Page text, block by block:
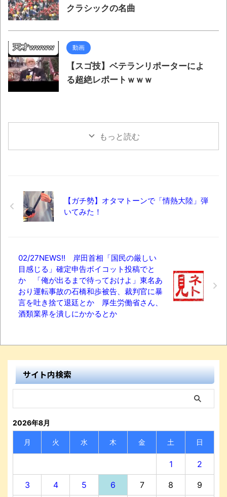
クラシックの名曲
動画
【スゴ技】ベテランリポーターによ
る超絶レポートｗｗｗ
もっと読む
【ガチ勢】オタマトーンで「情熱大陸」弾
いてみた！
02/27NEWS!! 岸田首相「国民の厳しい
目感じる」確定申告ボイコット投稿でと
か 「俺が出るまで待っておけよ」東名あ
おり運転事故の石橋和歩被告、裁判官に暴
言を吐き捨て退廷とか 厚生労働省さん、
酒類業界を潰しにかかるとか
サイト内検索
2026年8月
月 火 水 木 金 土 日
1 2
3 4 5 6 7 8 9